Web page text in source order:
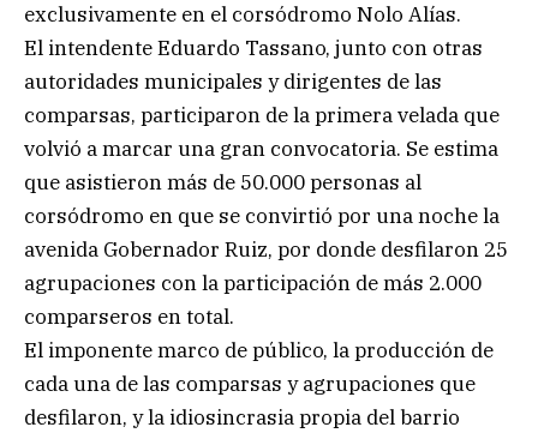
exclusivamente en el corsódromo Nolo Alías.
El intendente Eduardo Tassano, junto con otras
autoridades municipales y dirigentes de las
comparsas, participaron de la primera velada que
volvió a marcar una gran convocatoria. Se estima
que asistieron más de 50.000 personas al
corsódromo en que se convirtió por una noche la
avenida Gobernador Ruiz, por donde desfilaron 25
agrupaciones con la participación de más 2.000
comparseros en total.
El imponente marco de público, la producción de
cada una de las comparsas y agrupaciones que
desfilaron, y la idiosincrasia propia del barrio